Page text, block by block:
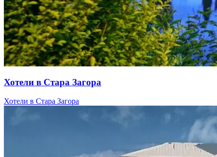
Хотели в Стара Загора
Хотели в Стара Загора